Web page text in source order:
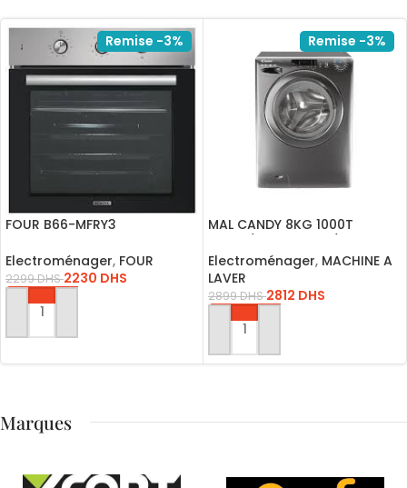
Remise -3%
FOUR B66-MFRY3
Electroménager, FOUR
2299DHS 2230 DHS
AJOUTER AU PANIER
Remise -3%
MAL CANDY 8KG 1000T
Electroménager, MACHINE A
LAVER
2899DHS 2812 DHS
AJOUTER AU PANIER
Marques